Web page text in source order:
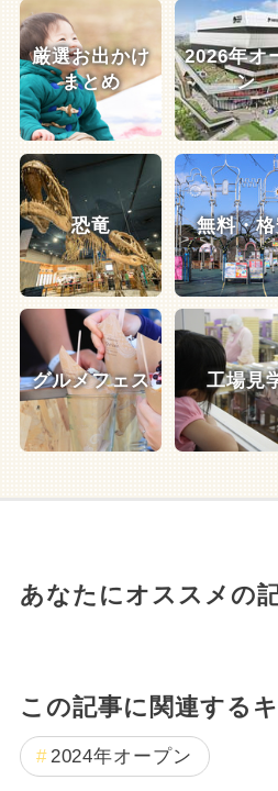
厳選お出かけ
まとめ
2026年オ
ン
恐竜 無料・
グルメフェス 工場見
あなたにオススメの
この記事に関連する
2024年オープン